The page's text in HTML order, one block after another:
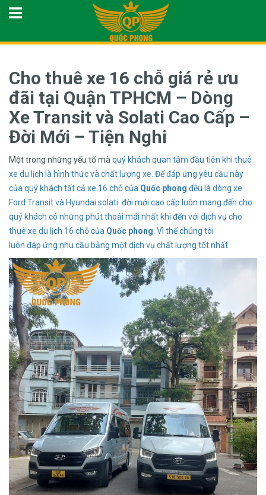
Cho thuê xe 16 chỗ giá rẻ ưu
đãi tại Quận TPHCM – Dòng
Xe Transit và Solati Cao Cấp –
Đời Mới – Tiện Nghi
Một trong những yếu tố mà quý khách quan tâm đầu tiên khi thuê
xe du lịch là hình thứcvà chất lượng xe. Để đáp ứng yêu cầu này
của quý khách tất cả xe 16 chỗ của Quốc phong đều là dòng xe
Ford Transitvà Hyundai solati đời mới cao cấp luôn mang đến cho
quý khách có những phútthoải mái nhất khi đến với dịch vụ cho
thuê xe du lịch 16 chỗ của Quốc phong Vì thế chúng tôi
luôn đáp ứng nhu cầu bằng một dịch vụ chất lượng tốt nhất.